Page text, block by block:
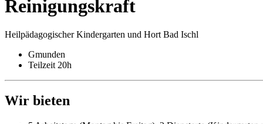
Reinigungskraft
Heilpädagogischer Kindergarten und Hort Bad Ischl
Gmunden
Teilzeit 20h
Wir bieten